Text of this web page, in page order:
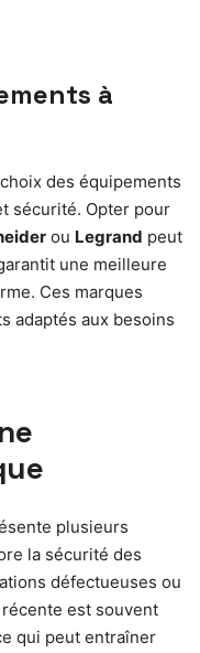
à
des équipements
sécurité. Opter pour
ou Legrand peut
une meilleure
Ces marques
adaptés aux besoins
plusieurs
la sécurité des
défectueuses ou
est souvent
qui peut entraîner